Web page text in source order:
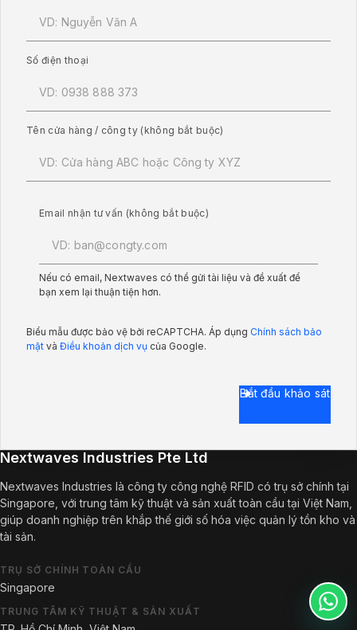
Số điện thoại
Tên cửa hàng / công ty (không bắt buộc)
Email nhận tư vấn (không bắt buộc)
Nếu có email, Nextwaves có thể gửi tài liệu và đề xuất để
bạn xem lại thuận tiện hơn.
Biểu mẫu được bảo vệ bởi reCAPTCHA. Áp dụng Chính sách bảo
mật và Điều khoản dịch vụ của Google.
Bắt đầu khảo sát
Nextwaves Industries Pte Ltd
Nextwaves Industries là công ty công nghệ RFID có trụ sở chính tại
Singapore, với trung tâm kỹ thuật và sản xuất toàn cầu tại Việt Nam,
giúp doanh nghiệp trên khắp thế giới số hóa việc quản lý tồn kho và
tài sản.
TRỤ SỞ CHÍNH TOÀN CẦU
Singapore
TRUNG TÂM KỸ THUẬT & SẢN XUẤT